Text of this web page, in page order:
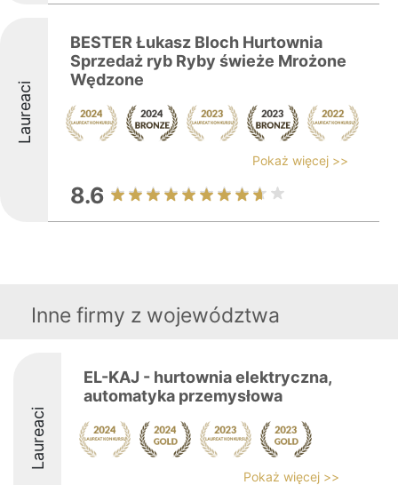
Laureaci
BESTER Łukasz Bloch Hurtownia
Sprzedaż ryb Ryby świeże Mrożone
Wędzone
Pokaż więcej >>
8.6
Inne firmy z województwa
Laureaci
EL-KAJ - hurtownia elektryczna,
automatyka przemysłowa
Pokaż więcej >>